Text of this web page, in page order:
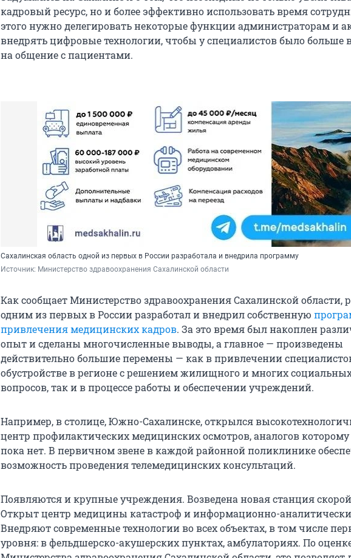
кадровый ресурс, но и более эффективно использовать время
этого нужно делегировать некоторые функции администраторам и
внедрять цифровые технологии, чтобы у специалистов было больше
на общение с пациентами.
Сахалинская область одной из первых в России разработала и внедрила программу
Источник: Министерство здравоохранения Сахалинской области
Как сообщает Министерство здравоохранения Сахалинской области,
одним из первых в России разработал и внедрил собственную
привлечения медицинских кадров. За это время был накоплен
опыт и сделаны многочисленные выводы, а главное — произведены
действительно большие перемены — как в привлечении
обустройстве в регионе с решением жилищного и многих
вопросов, так и в процессе работы и обеспечении учреждений.
Например, в столице, Южно-Сахалинске, открылся
центр профилактических медицинских осмотров, аналогов которому
пока нет. В первичном звене в каждой районной поликлинике
возможность проведения телемедицинских консультаций.
Появляются и крупные учреждения. Возведена новая станция
Открыт центр медицины катастроф и информационно-
Внедряют современные технологии во всех объектах, в том числе
уровня: в фельдшерско-акушерских пунктах, амбулаториях. По